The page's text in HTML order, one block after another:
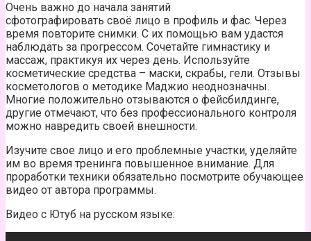
Очень важно до начала занятий
сфотографировать своё лицо в профиль и фас. Через
время повторите снимки. С их помощью вам удастся
наблюдать за прогрессом. Сочетайте гимнастику и
массаж, практикуя их через день. Используйте
косметические средства – маски, скрабы, гели. Отзывы
косметологов о методике Маджио неоднозначны.
Многие положительно отзываются о фейсбилдинге,
другие отмечают, что без профессионального контроля
можно навредить своей внешности.
Изучите свое лицо и его проблемные участки, уделяйте
им во время тренинга повышенное внимание. Для
проработки техники обязательно посмотрите обучающее
видео от автора программы.
Видео с Ютуб на русском языке: